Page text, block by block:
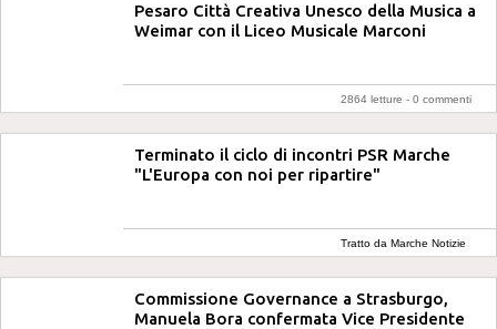
Pesaro Città Creativa Unesco della Musica a
Weimar con il Liceo Musicale Marconi
2864 letture - 0 commenti
Terminato il ciclo di incontri PSR Marche
"L'Europa con noi per ripartire"
Tratto da Marche Notizie
Commissione Governance a Strasburgo,
Manuela Bora confermata Vice Presidente